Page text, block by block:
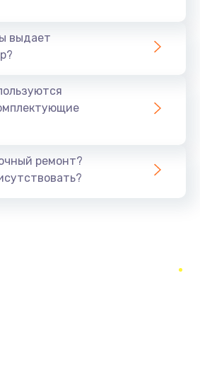
(аккумулятора)
Заказать
кнопок
Заказать
выдает
ремонт?